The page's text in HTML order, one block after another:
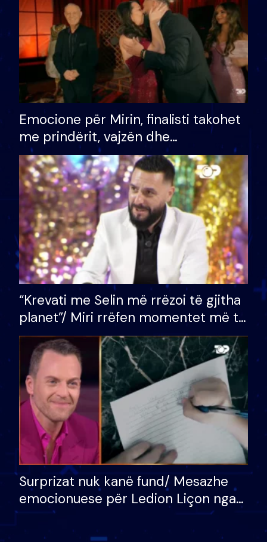
Emocione për Mirin, finalisti takohet
me prindërit, vajzën dhe
bashkëshorten: S’kemi ndonjë letër
divorci apo jo?
“Krevati me Selin më rrëzoi të gjitha
planet”/ Miri rrëfen momentet më të
bukura në shtëpinë e BB VIP: Do më
mungojë zilja e mëngjesit kur…
Surprizat nuk kanë fund/ Mesazhe
emocionuese për Ledion Liçon nga
nëna dhe fëmijët e tij, moderatori
nuk i mban dot lotët: Nuk meritoj…